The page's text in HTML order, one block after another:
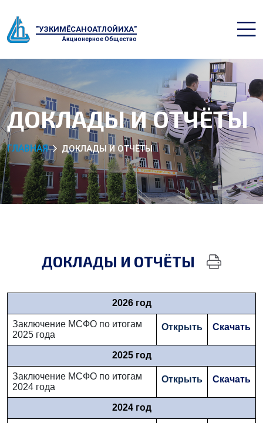
"УЗКИМЁСАНОАТЛОЙИХА"
Акционерное Общество
ДОКЛАДЫ И ОТЧЁТЫ
ГЛАВНАЯ ДОКЛАДЫ И ОТЧЁТЫ
ДОКЛАДЫ И ОТЧЁТЫ
2026 год
Заключение МСФО по итогам
2025 года
Открыть Скачать
2025 год
Заключение МСФО по итогам
2024 года
Открыть Скачать
2024 год